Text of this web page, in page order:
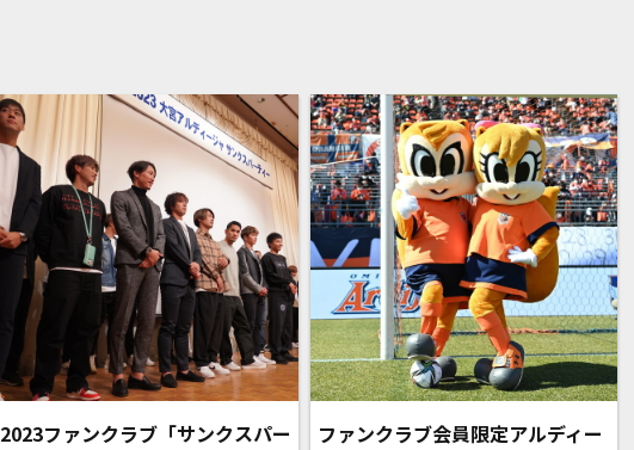
2023ファンクラブ「サンクスパー
ファンクラブ会員限定アルディー